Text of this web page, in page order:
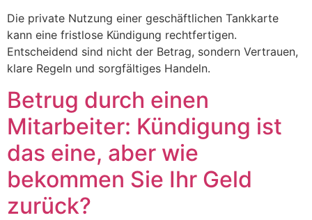
Die private Nutzung einer geschäftlichen Tankkarte
kann eine fristlose Kündigung rechtfertigen.
Entscheidend sind nicht der Betrag, sondern Vertrauen,
klare Regeln und sorgfältiges Handeln.
Betrug durch einen
Mitarbeiter: Kündigung ist
das eine, aber wie
bekommen Sie Ihr Geld
zurück?